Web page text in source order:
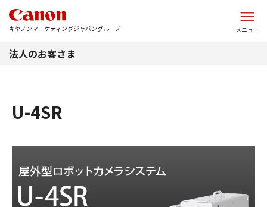
キヤノンマーケティングジャパングループ メニュー
法人のお客さま
U-4SR